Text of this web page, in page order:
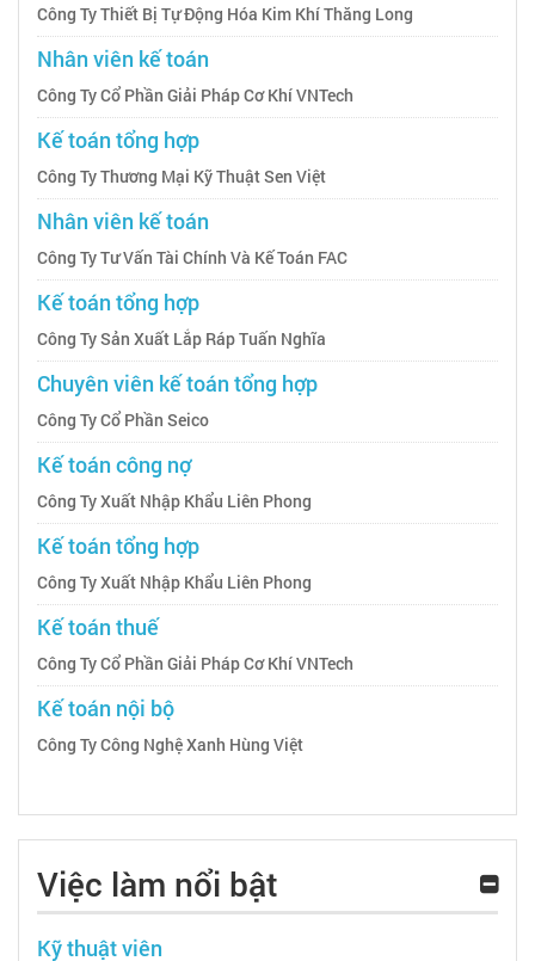
Công Ty Thiết Bị Tự Động Hóa Kim Khí Thăng Long
Nhân viên kế toán
Công Ty Cổ Phần Giải Pháp Cơ Khí VNTech
Kế toán tổng hợp
Công Ty Thương Mại Kỹ Thuật Sen Việt
Nhân viên kế toán
Công Ty Tư Vấn Tài Chính Và Kế Toán FAC
Kế toán tổng hợp
Công Ty Sản Xuất Lắp Ráp Tuấn Nghĩa
Chuyên viên kế toán tổng hợp
Công Ty Cổ Phần Seico
Kế toán công nợ
Công Ty Xuất Nhập Khẩu Liên Phong
Kế toán tổng hợp
Công Ty Xuất Nhập Khẩu Liên Phong
Kế toán thuế
Công Ty Cổ Phần Giải Pháp Cơ Khí VNTech
Kế toán nội bộ
Công Ty Công Nghệ Xanh Hùng Việt
Việc làm nổi bật
Kỹ thuật viên